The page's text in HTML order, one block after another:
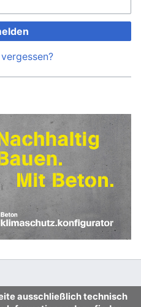
ausschließlich technisch